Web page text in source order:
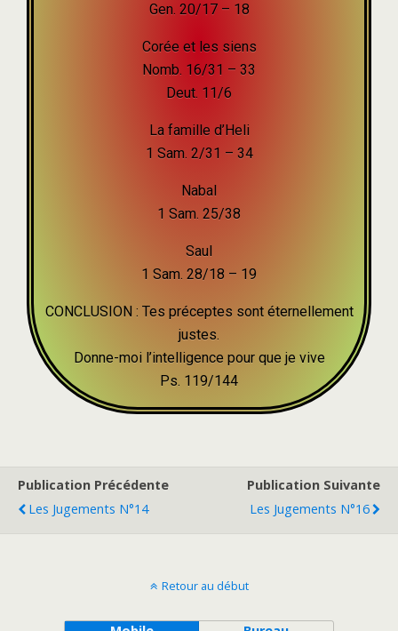
Gen. 20/17 – 18
Corée et les siens
Nomb. 16/31 – 33
Deut. 11/6
La famille d’Heli
1 Sam. 2/31 – 34
Nabal
1 Sam. 25/38
Saul
1 Sam. 28/18 – 19
CONCLUSION : Tes préceptes sont éternellement
justes.
Donne-moi l’intelligence pour que je vive
Ps. 119/144
Publication Précédente
Les Jugements N°14
Publication Suivante
Les Jugements N°16
Retour au début